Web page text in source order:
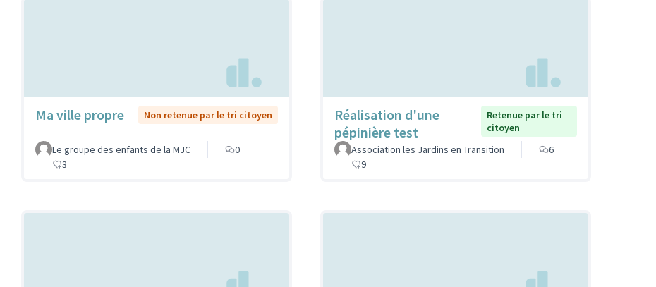
Ma ville propre Non retenue par le tri citoyen
Le groupe des enfants de la MJC
0
3
Réalisation d'une
pépinière test
Retenue par le tri
citoyen
Association les Jardins en Transition
6
9